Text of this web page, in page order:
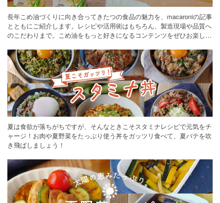
長年こめ油づくりに向き合ってきたつの食品の魅力を、macaroniの記事
とともにご紹介します。レシピや活用術はもちろん、製造現場や品質へ
のこだわりまで。こめ油をもっと好きになるコンテンツをぜひお楽しみ
夏は食欲が落ちがちですが、そんなときこそスタミナレシピで元気をチ
ャージ！お肉や夏野菜をたっぷり使う丼をガッツリ食べて、夏バテを吹
き飛ばしましょう！